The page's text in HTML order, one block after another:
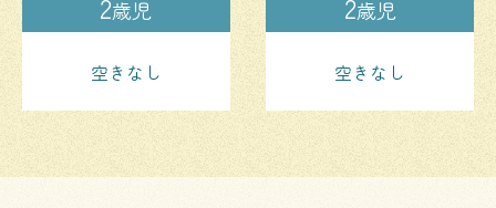
歳児
空きなし
歳児
空きなし